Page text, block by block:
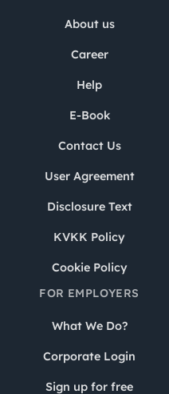
About us
Career
Help
E-Book
Contact Us
User Agreement
Disclosure Text
KVKK Policy
Cookie Policy
FOR EMPLOYERS
What We Do?
Corporate Login
Sign up for free